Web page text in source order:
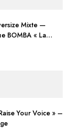
Mixte —
BOMBA « La
»
Your Voice » –